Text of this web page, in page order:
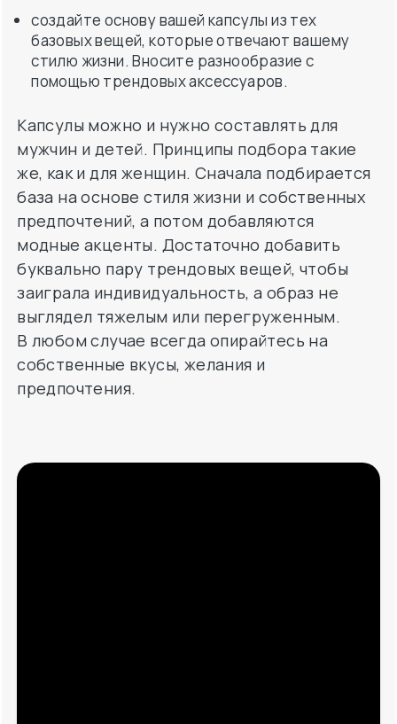
создайте основу вашей капсулы из тех
базовых вещей, которые отвечают вашему
стилю жизни. Вносите разнообразие с
помощью трендовых аксессуаров.
Капсулы можно и нужно составлять для
мужчин и детей. Принципы подбора такие
же, как и для женщин. Сначала подбирается
база на основе стиля жизни и собственных
предпочтений, а потом добавляются
модные акценты. Достаточно добавить
буквально пару трендовых вещей, чтобы
заиграла индивидуальность, а образ не
выглядел тяжелым или перегруженным.
В любом случае всегда опирайтесь на
собственные вкусы, желания и
предпочтения.